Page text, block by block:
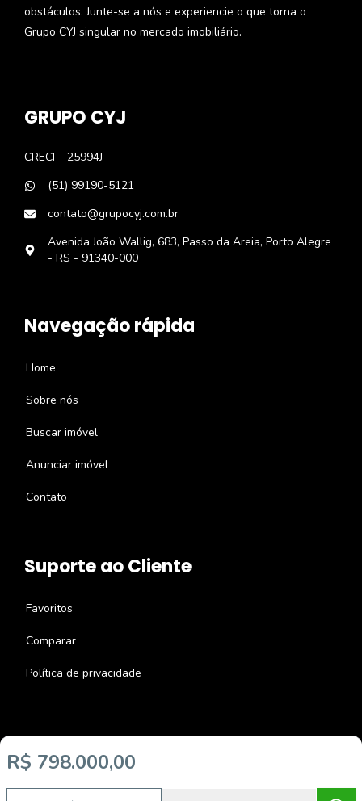
R$ 798.000,00
obstáculos. Junte-se a nós e experiencie o que torna o
Grupo CYJ singular no mercado imobiliário.
GRUPO CYJ
CRECI
25994J
(51) 99190-5121
contato@grupocyj.com.br
Avenida João Wallig, 683, Passo da Areia, Porto Alegre
- RS - 91340-000
Navegação rápida
Home
Sobre nós
Buscar imóvel
Anunciar imóvel
Contato
Suporte ao Cliente
Favoritos
Comparar
Política de privacidade
Imobiliária Certificada:
Selo de Tecnologia Loft